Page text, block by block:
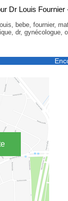
Dr Louis
bebe, fournier,
dr, gynécologue,